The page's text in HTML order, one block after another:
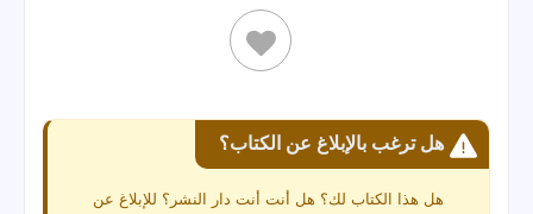
هل ترغب بالإبلاغ عن الكتاب؟
هل هذا الكتاب لك؟ هل أنت أنت دار النشر؟ للإبلاغ عن